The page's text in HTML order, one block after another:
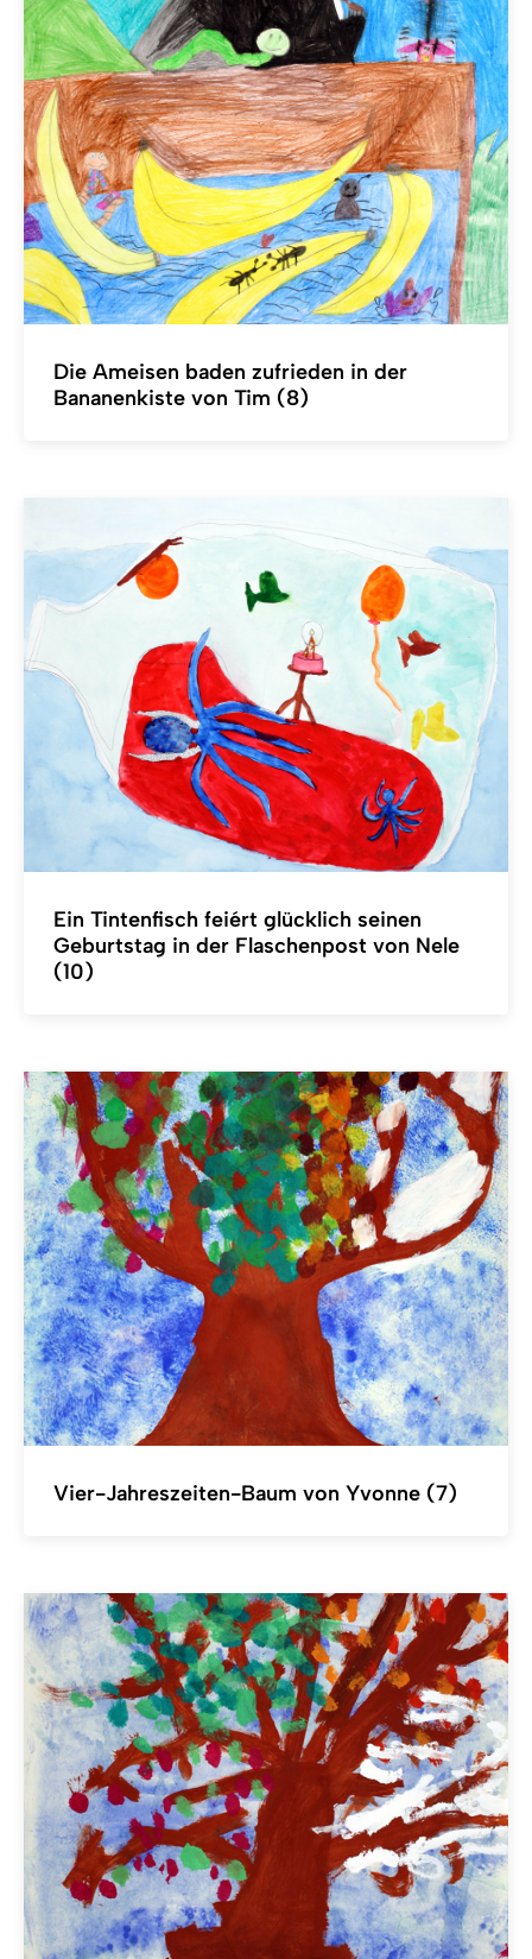
Die Ameisen baden zufrieden in der
Bananenkiste von Tim (8)
Ein Tintenfisch feiért glücklich seinen
Geburtstag in der Flaschenpost von Nele
(10)
Vier-Jahreszeiten-Baum von Yvonne (7)